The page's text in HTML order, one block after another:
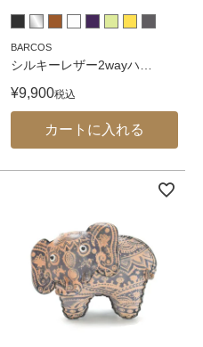
BARCOS
シルキーレザー2wayハ
¥9,900税込
カートに入れる